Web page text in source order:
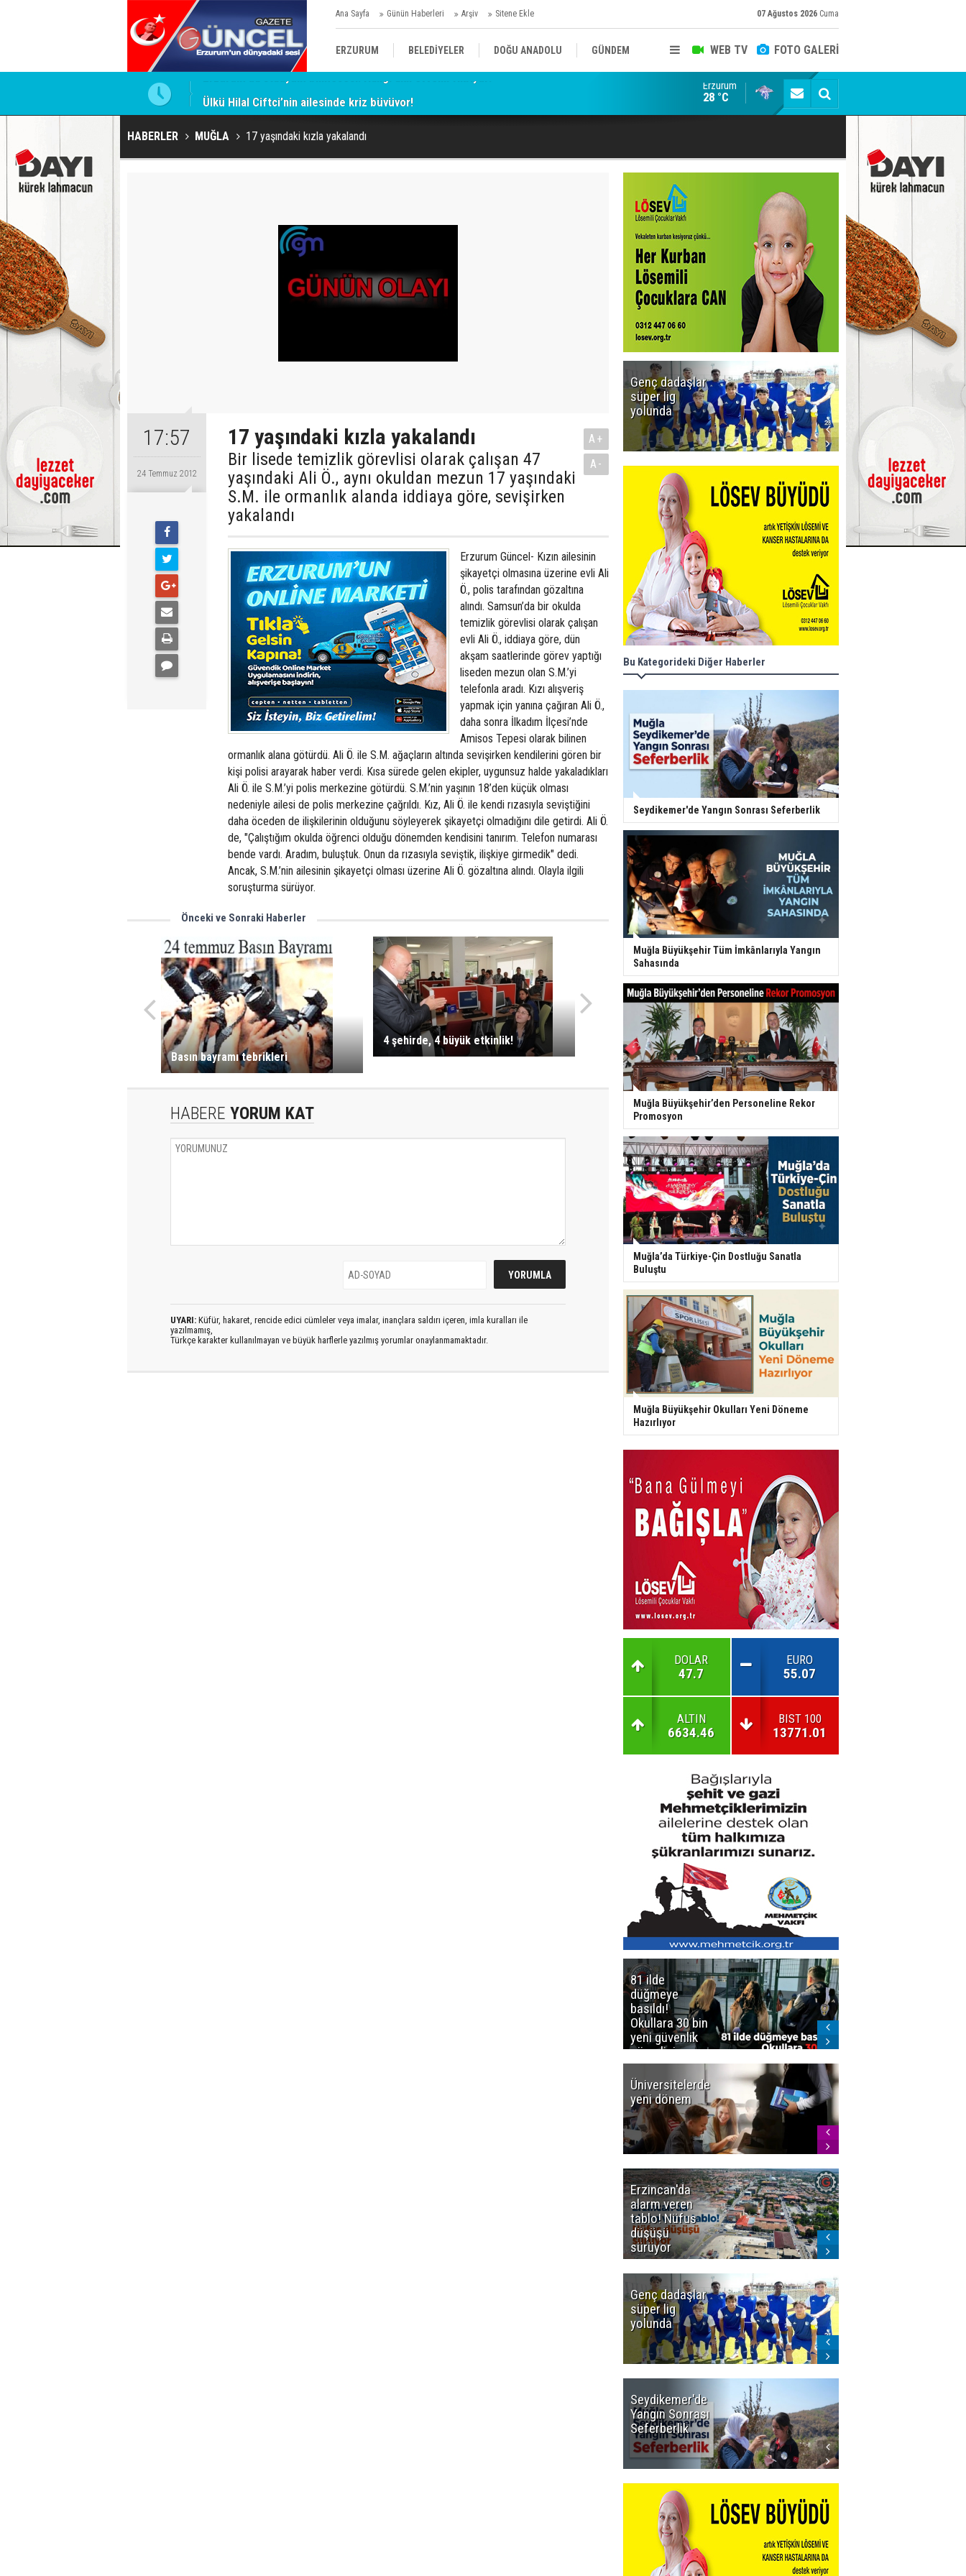
Ana Sayfa Günün Haberleri Arşiv Sitene Ekle 07 Ağustos 2026 Cuma
WEB TV FOTO GALERİ
ERZURUM BELEDİYELER DOĞU ANADOLU GÜNDEM
KÜLTÜR/SANAT//MAĞAZİN
Ülkü Hilal Çiftçi’nin ailesinde kriz büyüyor! Cumhurbaşkanı Erdoğan talimatı verdi! AK Parti 81
Erzurum
28 °C
HABERLER MUĞLA 17 yaşındaki kızla yakalandı
17:57
24 Temmuz 2012
17 yaşındaki kızla yakalandı
Bir lisede temizlik görevlisi olarak çalışan 47
yaşındaki Ali Ö., aynı okuldan mezun 17 yaşındaki
S.M. ile ormanlık alanda iddiaya göre, sevişirken
yakalandı
A+
A-
Erzurum Güncel- Kızın ailesinin
şikayetçi olmasına üzerine evli Ali
Ö., polis tarafından gözaltına
alındı. Samsun’da bir okulda
temizlik görevlisi olarak çalışan
evli Ali Ö., iddiaya göre, dün
akşam saatlerinde görev yaptığı
liseden mezun olan S.M.’yi
telefonla aradı. Kızı alışveriş
yapmak için yanına çağıran Ali Ö.,
daha sonra İlkadım İlçesi’nde
Amisos Tepesi olarak bilinen
ormanlık alana götürdü. Ali Ö. ile S.M. ağaçların altında sevişirken kendilerini gören bir
kişi polisi arayarak haber verdi. Kısa sürede gelen ekipler, uygunsuz halde yakaladıkları
Ali Ö. ile S.M.’yi polis merkezine götürdü. S.M.’nin yaşının 18’den küçük olması
nedeniyle ailesi de polis merkezine çağrıldı. Kız, Ali Ö. ile kendi rızasıyla seviştiğini
daha öceden de ilişkilerinin olduğunu söyleyerek şikayetçi olmadığını dile getirdi. Ali Ö.
de, "Çalıştığım okulda öğrenci olduğu dönemden kendisini tanırım. Telefon numarası
bende vardı. Aradım, buluştuk. Onun da rızasıyla seviştik, ilişkiye girmedik" dedi.
Ancak, S.M.’nin ailesinin şikayetçi olması üzerine Ali Ö. gözaltına alındı. Olayla ilgili
soruşturma sürüyor.
Önceki ve Sonraki Haberler
Basın bayramı tebrikleri
4 şehirde, 4 büyük etkinlik!
HABERE YORUM KAT
UYARI: Küfür, hakaret, rencide edici cümleler veya imalar, inançlara saldırı içeren, imla kuralları ile
yazılmamış,
Türkçe karakter kullanılmayan ve büyük harflerle yazılmış yorumlar onaylanmamaktadır.
Genç dadaşlar
süper lig
yolunda
Kiralık Yat
Seçenekleri ile
Tekne Tatilini
Planlayın
Bu Kategorideki Diğer Haberler
Seydikemer'de Yangın Sonrası Seferberlik
Muğla Büyükşehir Tüm İmkânlarıyla Yangın
Sahasında
Muğla Büyükşehir’den Personeline Rekor
Promosyon
Muğla’da Türkiye-Çin Dostluğu Sanatla
Buluştu
Muğla Büyükşehir Okulları Yeni Döneme
Hazırlıyor
DOLAR
47.7
EURO
55.07
ALTIN
6634.46
BIST 100
13771.01
81 ilde
düğmeye
basıldı!
Okullara 30 bin
yeni güvenlik
görevlisi
Üniversitelerde
yeni dönem
Erzincan'da
alarm veren
tablo! Nüfus
düşüşü
sürüyor
Genç dadaşlar
süper lig
yolunda
Seydikemer'de
Yangın Sonrası
Seferberlik